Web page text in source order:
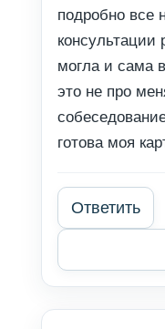
подробно все
консультации
могла и сама
это не про
готова моя
Ответить